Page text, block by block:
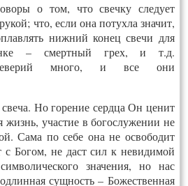
о том, что свечку следует
что, если она потухла значит,
нижний конец свечи для
– смертный грех, и т.д.
много, и все они
Но горение сердца Он ценит
участие в богослужении не
Сама по себе она не освободит
с Богом, не даст сил к невидимой
значения, но нас
сущность – Божественная